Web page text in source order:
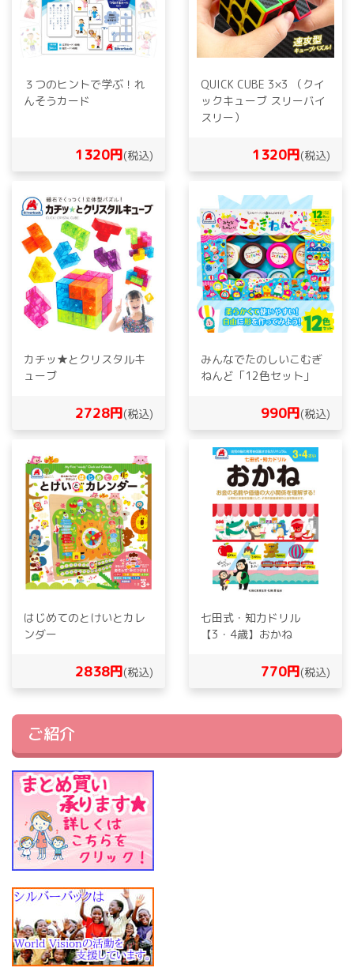
３つのヒントで学ぶ！れ
んそうカード
1320円(税込)
QUICK CUBE 3×3 （クイ
ックキューブ スリーバイ
スリー）
1320円(税込)
カチッ★とクリスタルキ
ューブ
2728円(税込)
みんなでたのしいこむぎ
ねんど「12色セット」
990円(税込)
はじめてのとけいとカレ
ンダー
2838円(税込)
七田式・知力ドリル
【3・4歳】おかね
770円(税込)
ご紹介